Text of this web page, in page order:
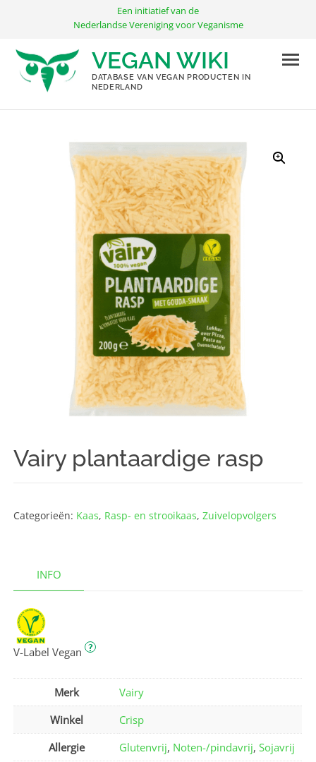
inhoud
Een initiatief van de
Nederlandse Vereniging voor Veganisme
VEGAN WIKI
DATABASE VAN VEGAN PRODUCTEN IN
NEDERLAND
Vairy plantaardige rasp
Categorieën: Kaas, Rasp- en strooikaas,Zuivelopvolgers
INFO
V-Label Vegan ?
Merk
Vairy
Winkel
Crisp
Allergie
Glutenvrij, Noten-/pindavrij,Sojavrij